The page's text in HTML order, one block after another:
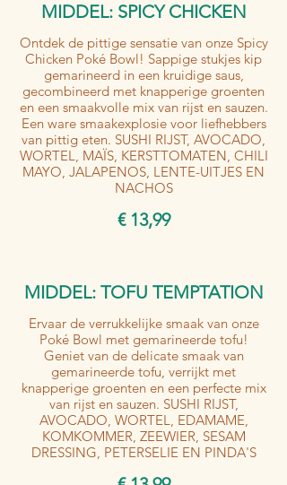
MIDDEL: SPICY CHICKEN
Ontdek de pittige sensatie van onze Spicy
Chicken Poké Bowl! Sappige stukjes kip
gemarineerd in een kruidige saus,
gecombineerd met knapperige groenten
en een smaakvolle mix van rijst en sauzen.
Een ware smaakexplosie voor liefhebbers
van pittig eten. SUSHI RIJST, AVOCADO,
WORTEL, MAÏS, KERSTTOMATEN, CHILI
MAYO, JALAPENOS, LENTE-UITJES EN
NACHOS
€ 13,99
MIDDEL: TOFU TEMPTATION
Ervaar de verrukkelijke smaak van onze
Poké Bowl met gemarineerde tofu!
Geniet van de delicate smaak van
gemarineerde tofu, verrijkt met
knapperige groenten en een perfecte mix
van rijst en sauzen. SUSHI RIJST,
AVOCADO, WORTEL, EDAMAME,
KOMKOMMER, ZEEWIER, SESAM
DRESSING, PETERSELIE EN PINDA'S